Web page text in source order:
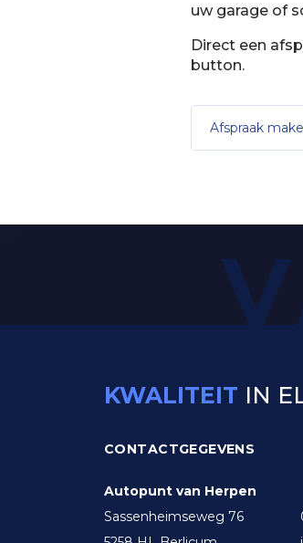
uw garage of
Direct een
button.
Afspraak
KWALITEIT IN
CONTACTGEGEVENS
Autopunt van Herpen
Sassenheimseweg 76